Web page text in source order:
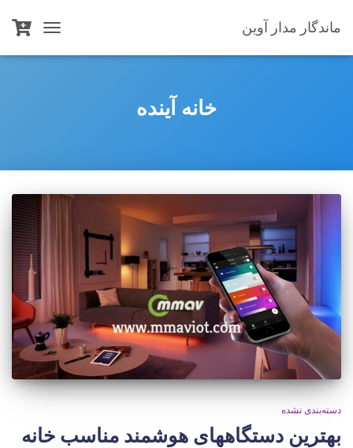
ماندگار مدار آوین
TOGGLE
NAVIGATION
خانه آینده
دسته‌بندی نشده
بهترین دستگاههای هوشمند مناسب خانه